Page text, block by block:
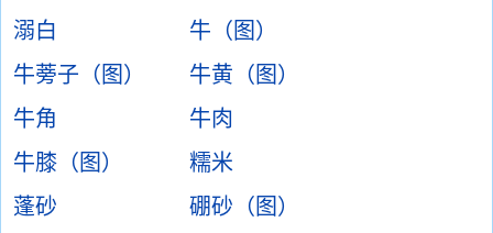
溺白
牛（图）
牛蒡子（图）
牛黄（图）
牛角
牛肉
牛膝（图）
糯米
蓬砂
硼砂（图）